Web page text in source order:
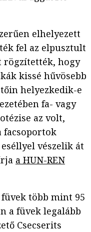
elhelyezett
fel az elpusztult
rögzítették, hogy
kissé hűvösebb
helyezkedik-e
fa- vagy
az volt,
facsoportok
vészelik át
a HUN-REN
füvek több mint 95
a füvek legalább
Csecserits